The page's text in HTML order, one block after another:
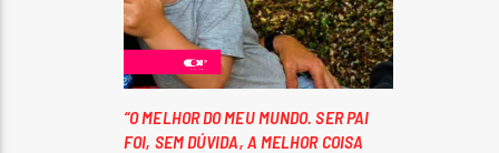
“O MELHOR DO MEU MUNDO. SER PAI
FOI, SEM DÚVIDA, A MELHOR COISA